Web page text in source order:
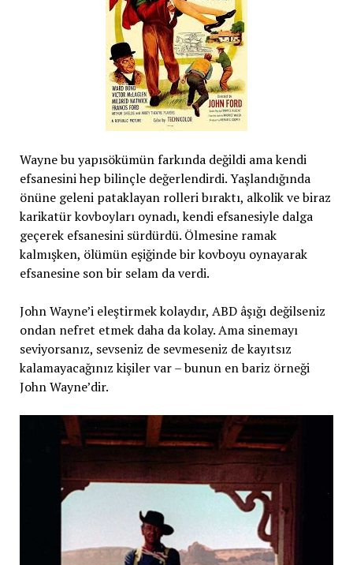
Wayne bu yapısökümün farkında değildi ama kendi
efsanesini hep bilinçle değerlendirdi. Yaşlandığında
önüne geleni pataklayan rolleri bıraktı, alkolik ve biraz
karikatür kovboyları oynadı, kendi efsanesiyle dalga
geçerek efsanesini sürdürdü. Ölmesine ramak
kalmışken, ölümün eşiğinde bir kovboyu oynayarak
efsanesine son bir selam da verdi.
John Wayne’i eleştirmek kolaydır, ABD âşığı değilseniz
ondan nefret etmek daha da kolay. Ama sinemayı
seviyorsanız, sevseniz de sevmeseniz de kayıtsız
kalamayacağınız kişiler var – bunun en bariz örneği
John Wayne’dir.